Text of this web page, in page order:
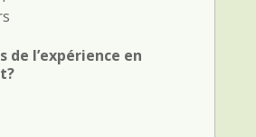
de l’expérience en